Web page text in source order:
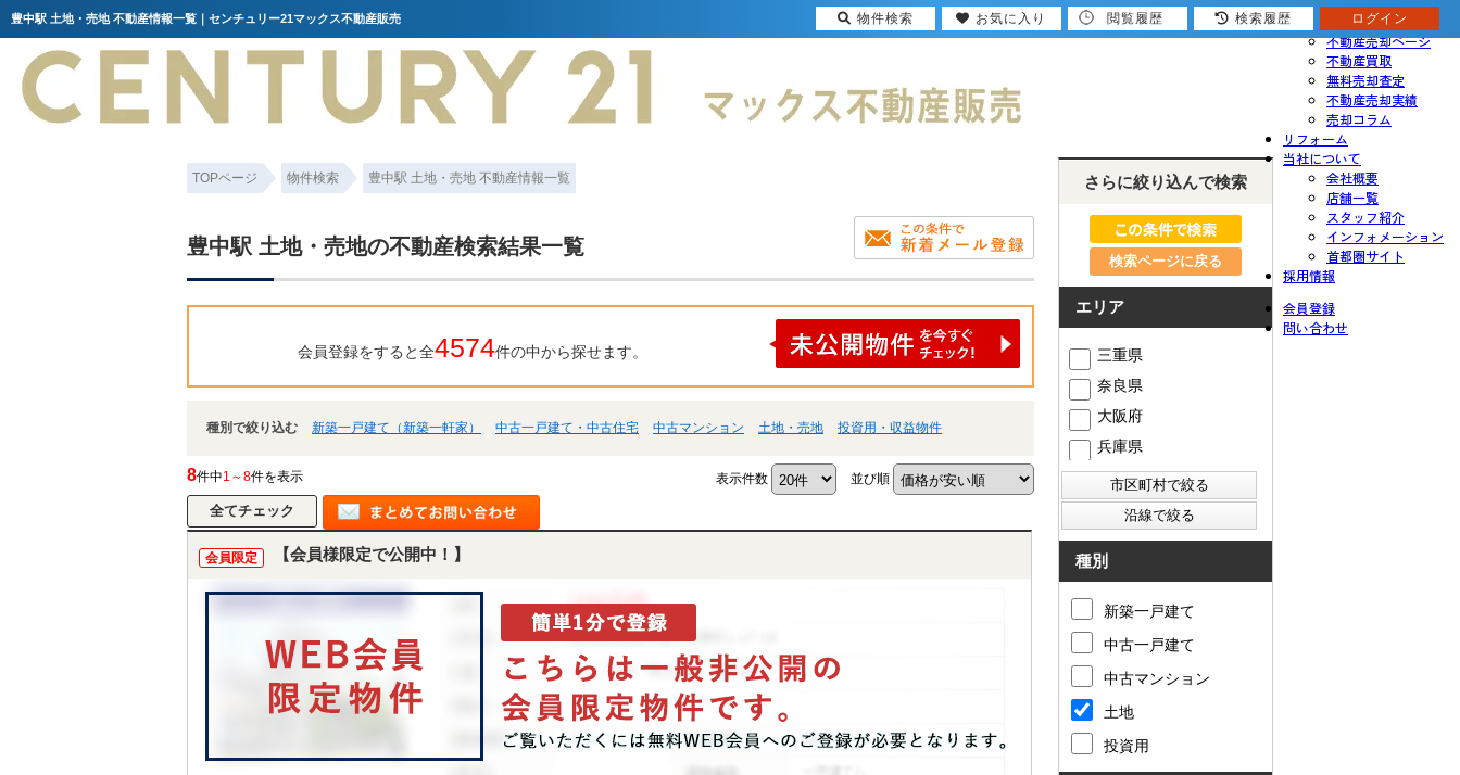
豊中駅 土地・売地 不動産情報一覧｜センチュリー21マックス不動産販売
売りたい
不動産売却ページ
不動産買取
無料売却査定
不動産売却実績
売却コラム
リフォーム
当社について
会社概要
店舗一覧
スタッフ紹介
インフォメーション
首都圏サイト
採用情報
会員登録
問い合わせ
TOPページ 物件検索 豊中駅 土地・売地 不動産情報一覧
豊中駅 土地・売地の不動産検索結果一覧
会員登録をすると全4574件の中から探せます。
種別で絞り込む 新築一戸建て（新築一軒家） 中古一戸建て・中古住宅 中古マンション 土地・売地 投資用・収益物件
8件中1～8件を表示 表示件数 並び順
会員限定 【会員様限定で公開中！】
さらに絞り込んで検索
検索ページに戻る
エリア
三重県
奈良県
大阪府
兵庫県
種別
新築一戸建て
中古一戸建て
中古マンション
土地
投資用
物件検索 お気に入り 閲覧履歴 検索履歴 ログイン